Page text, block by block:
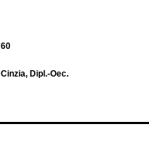
Dipl.-Oec.